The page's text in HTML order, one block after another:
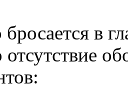
в
отсутствие